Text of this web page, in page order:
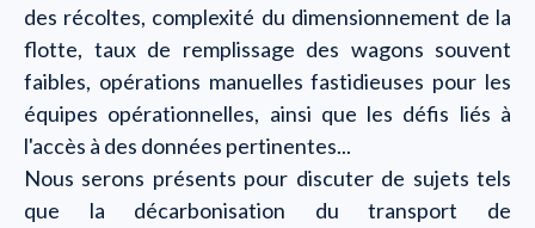
des récoltes, complexité du dimensionnement de la
flotte, taux de remplissage des wagons souvent
faibles, opérations manuelles fastidieuses pour les
équipes opérationnelles, ainsi que les défis liés à
l'accès à des données pertinentes... ‍
Nous serons présents pour discuter de sujets tels
que la décarbonisation du transport de